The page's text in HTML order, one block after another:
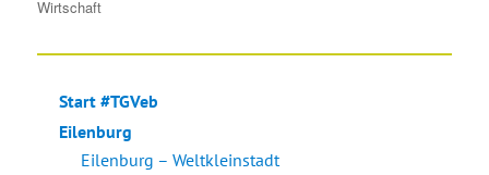
Wirtschaft
Start #TGVeb
Eilenburg
Eilenburg – Weltkleinstadt